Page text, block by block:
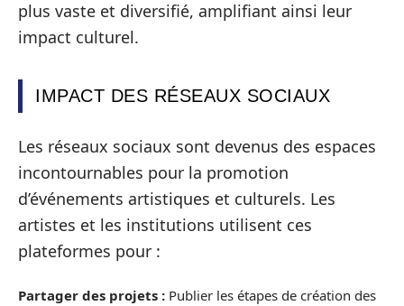
plus vaste et diversifié, amplifiant ainsi leur
impact culturel.
IMPACT DES RÉSEAUX SOCIAUX
Les réseaux sociaux sont devenus des espaces
incontournables pour la promotion
d’événements artistiques et culturels. Les
artistes et les institutions utilisent ces
plateformes pour :
Partager des projets : Publier les étapes de création des